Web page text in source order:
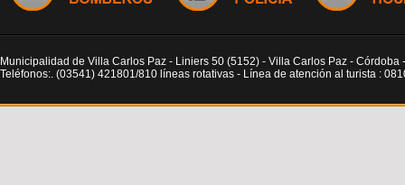
Municipalidad de Villa Carlos Paz - Liniers 50 (5152) - Villa Carlos Paz - Córdoba
Teléfonos:. (03541) 421801/810 líneas rotativas - Línea de atención al turista :